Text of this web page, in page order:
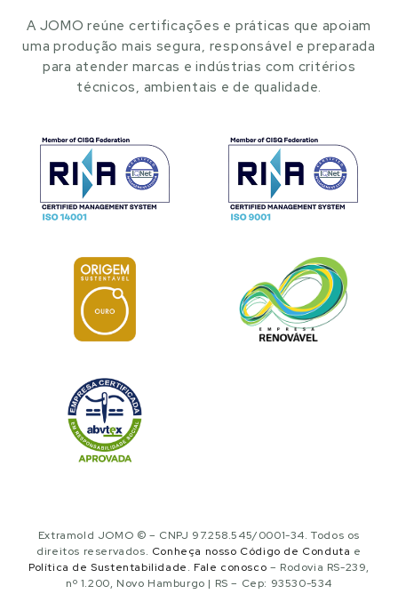
A JOMO reúne certificações e práticas que apoiam
uma produção mais segura, responsável e preparada
para atender marcas e indústrias com critérios
técnicos, ambientais e de qualidade.
Extramold JOMO © – CNPJ 97.258.545/0001-34. Todos os
direitos reservados. Conheça nosso Código de Conduta e
Política de Sustentabilidade. Fale conosco – Rodovia RS-239,
nº 1.200, Novo Hamburgo | RS – Cep: 93530-534